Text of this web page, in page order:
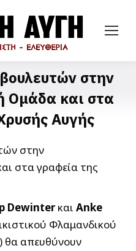
στην
Ομάδα και στα
Αυγής
Dewinterκαι Anke
Φλαμανδικού
θα απευθύνουν